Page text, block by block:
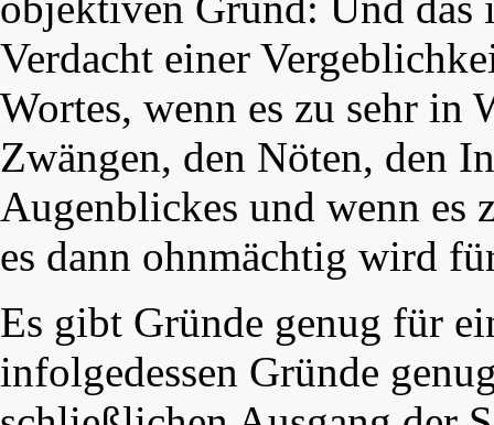
Verdacht einer
Wortes, wenn es zu sehr in
Zwängen, den Nöten, den
Augenblickes und wenn
es dann ohnmächtig wird
Es gibt Gründe genug für
infolgedessen Gründe